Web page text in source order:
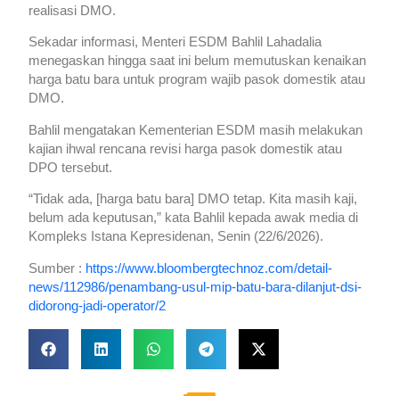
realisasi DMO.
Sekadar informasi, Menteri ESDM Bahlil Lahadalia
menegaskan hingga saat ini belum memutuskan kenaikan
harga batu bara untuk program wajib pasok domestik atau
DMO.
Bahlil mengatakan Kementerian ESDM masih melakukan
kajian ihwal rencana revisi harga pasok domestik atau
DPO tersebut.
“Tidak ada, [harga batu bara] DMO tetap. Kita masih kaji,
belum ada keputusan,” kata Bahlil kepada awak media di
Kompleks Istana Kepresidenan, Senin (22/6/2026).
Sumber : https://www.bloombergtechnoz.com/detail-
news/112986/penambang-usul-mip-batu-bara-dilanjut-dsi-
didorong-jadi-operator/2